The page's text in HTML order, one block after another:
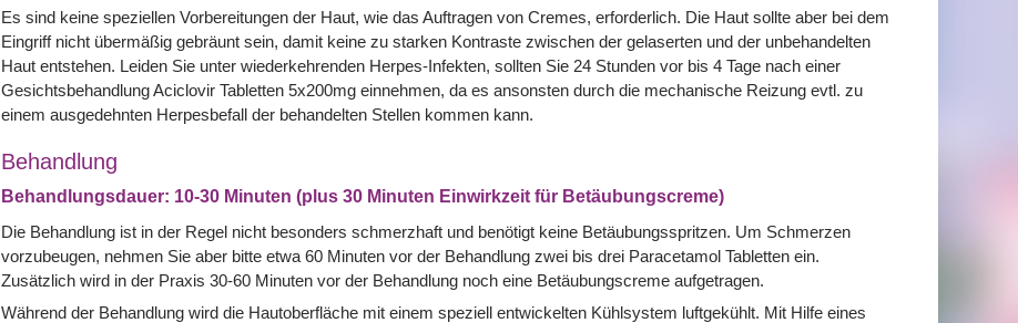
Es sind keine speziellen Vorbereitungen der Haut, wie das Auftragen von Cremes, erforderlich. Die Haut sollte aber bei dem
Eingriff nicht übermäßig gebräunt sein, damit keine zu starken Kontraste zwischen der gelaserten und der unbehandelten
Haut entstehen. Leiden Sie unter wiederkehrenden Herpes-Infekten, sollten Sie 24 Stunden vor bis 4 Tage nach einer
Gesichtsbehandlung Aciclovir Tabletten 5x200mg einnehmen, da es ansonsten durch die mechanische Reizung evtl. zu
einem ausgedehnten Herpesbefall der behandelten Stellen kommen kann.
Behandlung
Behandlungsdauer: 10-30 Minuten (plus 30 Minuten Einwirkzeit für Betäubungscreme)
Die Behandlung ist in der Regel nicht besonders schmerzhaft und benötigt keine Betäubungsspritzen. Um Schmerzen
vorzubeugen, nehmen Sie aber bitte etwa 60 Minuten vor der Behandlung zwei bis drei Paracetamol Tabletten ein.
Zusätzlich wird in der Praxis 30-60 Minuten vor der Behandlung noch eine Betäubungscreme aufgetragen.
Während der Behandlung wird die Hautoberfläche mit einem speziell entwickelten Kühlsystem luftgekühlt. Mit Hilfe eines